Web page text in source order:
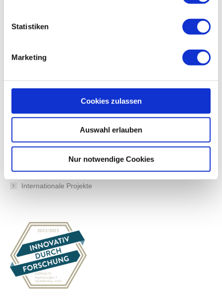
Statistiken
Marketing
Cookies zulassen
Auswahl erlauben
Nur notwendige Cookies
Arbeitssicherheit
Terminplanung und -controlling
Qualitätssicherung
Qualitätsmanagement
Sachverständigengutachten & Verkehrssicherheitsaudit
Internationale Projekte